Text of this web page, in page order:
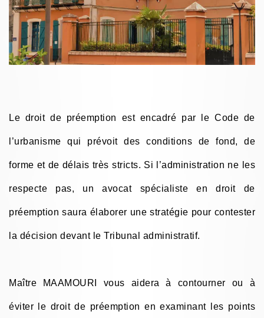
Le droit de préemption est encadré par le Code de
l’urbanisme qui prévoit des conditions de fond, de
forme et de délais très stricts. Si l’administration ne les
respecte pas, un avocat spécialiste en droit de
préemption saura élaborer une stratégie pour contester
la décision devant le Tribunal administratif.
Maître MAAMOURI vous aidera à contourner ou à
éviter le droit de préemption en examinant les points